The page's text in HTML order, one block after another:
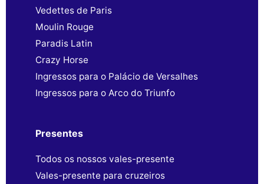
Vedettes de Paris
Moulin Rouge
Paradis Latin
Crazy Horse
Ingressos para o Palácio de Versalhes
Ingressos para o Arco do Triunfo
Presentes
Todos os nossos vales-presente
Vales-presente para cruzeiros